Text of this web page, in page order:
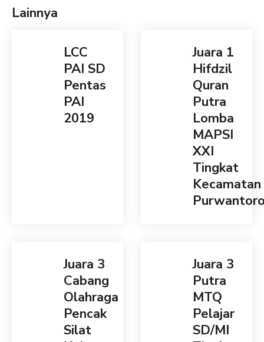
Lainnya
LCC
PAI SD
Pentas
PAI
2019
Juara 1
Hifdzil
Quran
Putra
Lomba
MAPSI
XXI
Tingkat
Kecamatan
Juara 3
Cabang
Olahraga
Pencak
Silat
Juara 3
Putra
MTQ
Pelajar
SD/MI